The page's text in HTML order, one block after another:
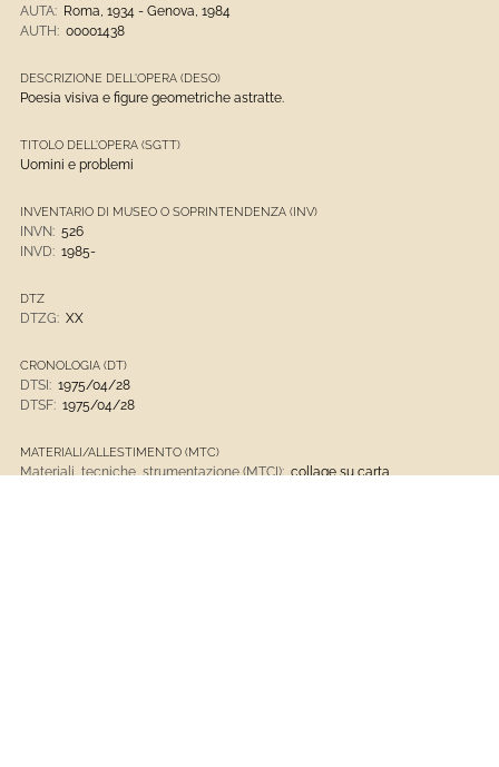
AUTA: Roma, 1934 - Genova, 1984
AUTH: 00001438
DESCRIZIONE DELL'OPERA (DESO)
Poesia visiva e figure geometriche astratte.
TITOLO DELL'OPERA (SGTT)
Uomini e problemi
INVENTARIO DI MUSEO O SOPRINTENDENZA (INV)
INVN: 526
INVD: 1985-
DTZ
DTZG: XX
CRONOLOGIA (DT)
DTSI: 1975/04/28
DTSF: 1975/04/28
MATERIALI/ALLESTIMENTO (MTC)
Materiali, tecniche, strumentazione (MTCI): collage su carta